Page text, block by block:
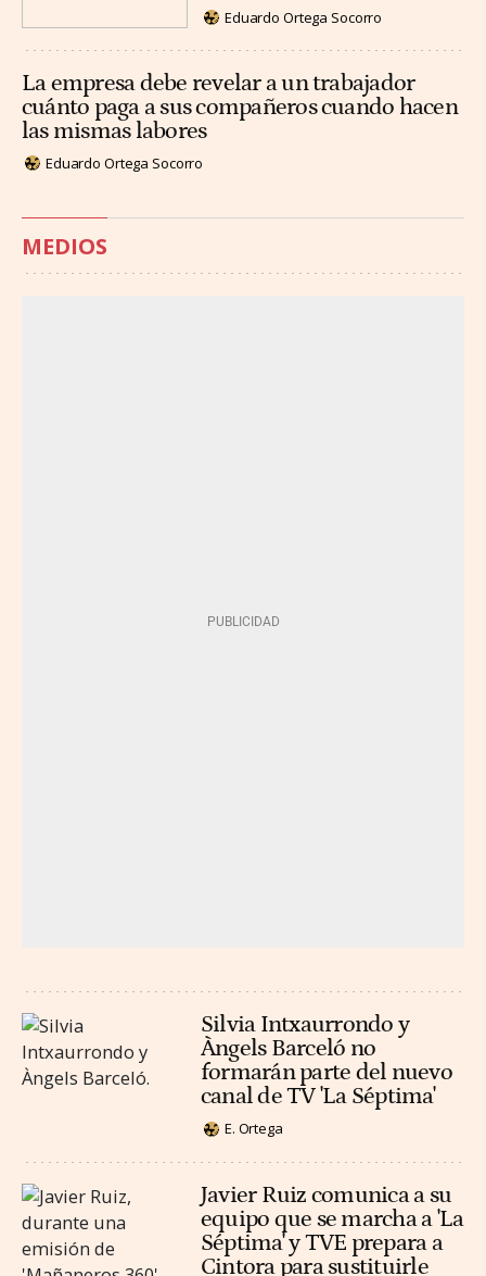
Eduardo Ortega Socorro
La empresa debe revelar a un trabajador
cuánto paga a sus compañeros cuando hacen
las mismas labores
Eduardo Ortega Socorro
MEDIOS
Silvia Intxaurrondo y
Àngels Barceló no
formarán parte del nuevo
canal de TV 'La Séptima'
E. Ortega
Javier Ruiz comunica a su
equipo que se marcha a 'La
Séptima' y TVE prepara a
Cintora para sustituirle